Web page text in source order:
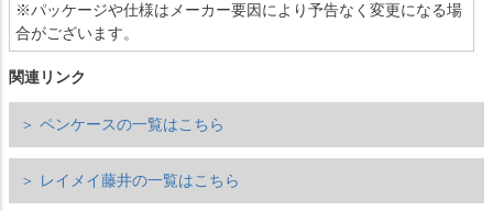
※パッケージや仕様はメーカー要因により予告なく変更になる場
合がございます。
関連リンク
＞ ペンケースの一覧はこちら
＞ レイメイ藤井の一覧はこちら